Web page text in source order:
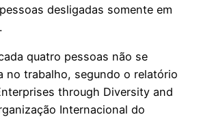
desligadas somente em
quatro pessoas não se
no trabalho, segundo o relatório
through Diversity and
Internacional do